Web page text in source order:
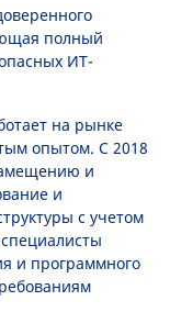
полный
ИТ-
на рынке
опытом. С 2018
и
и
с учетом
и программного